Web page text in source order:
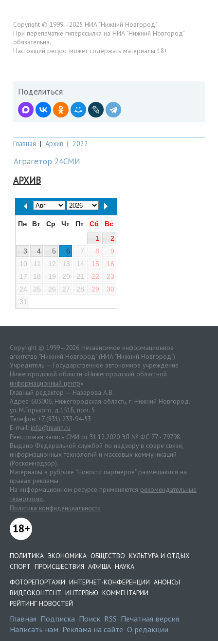
Copyright © 1999—2025 НИА "Нижний Новгород".
При перепечатке гиперссылка на НИА "Нижний Новгород"
обязательна.
Настоящий ресурс может содержать материалы 18+
Поделиться:
Главная | Архив | 2022
Аграгетор 24СМИ
АРХИВ
Пн Вт Ср Чт Пт Сб
Вс
1
2
3
4 5 6 7 8
9
10
11 12 13 14 15
16
17
18 19 20 21 22
23
24
25 26 27 28 29
30
31
Copyright © 1999—2026 Независимое информационное
агентство "Нижний Новгород" (НИА "Нижний Новгород")
Учредитель — Государственное автономное учреждение
Нижегородской области «Нижегородский областной
информационный центр»
Главный редактор — Назарова А.В.
Адрес: 603006, Нижегородская область, г. Нижний Новгород.
ул. М.Горького, д.151Б, пом. 5
Телефон: +7 (831) 233-94-53
E-mail: info@niann.ru
Реестровая запись СМИ от 31.12.2020 ЭЛ № ФС 77 - 79798.
Выдано Федеральной службой по надзору в сфере связи,
информационных технологий и массовых коммуникаций
(Роскомнадзор).
Материалы в рубрике "Новости партнеров" размещаются на
правах рекламы.
На информационном ресурсе применяются рекомендательные
технологии.
Политика конфиденциальности
18+
ПОЛИТИКА ЭКОНОМИКА ОБЩЕСТВО КУЛЬТУРА И ОТДЫХ
СПОРТ ПРОИСШЕСТВИЯ АФИША НАУКА
ФОТОРЕПОРТАЖИ ИНТЕРНЕТ-КОНФЕРЕНЦИИ АНОНСЫ
ВИДЕОКОНТЕНТ ИНТЕРВЬЮ КОММЕНТАРИИ
РЕЙТИНГ НОВОСТЕЙ
Главная Подписка Поиск RSS Печатная версия
Написать нам Реклама на сайте О редакции